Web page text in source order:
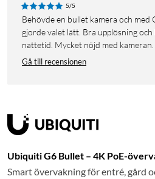
5/5
Behövde en bullet kamera och med G6 är det 4K och AI så det
gjorde valet lätt. Bra upplösning
nattetid. Mycket nöjd med kameran.
Gå till recensionen
Ubiquiti G6 Bullet – 4K PoE-
Smart övervakning för entré, gård